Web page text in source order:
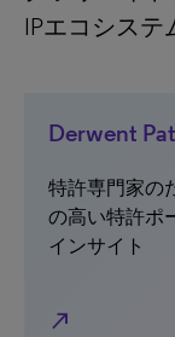
IPエコシステ
Derwent
特許専門家の
の高い特許ポ
インサイト
north_east